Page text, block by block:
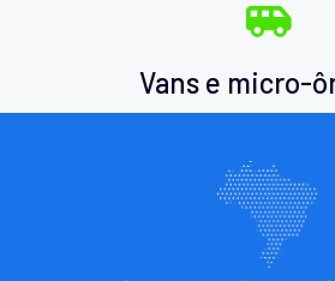
Vans e micro-